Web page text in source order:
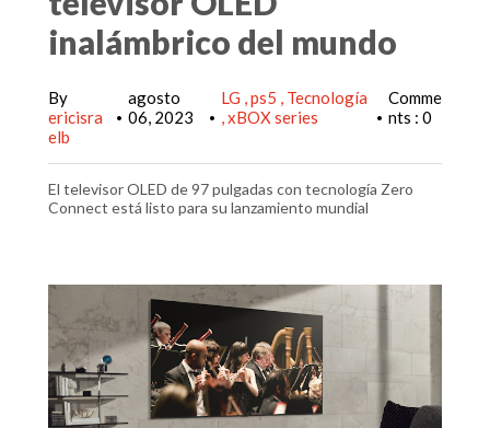
inalámbrico del mundo
By
ericisra
elb
•
agosto
06, 2023
•
LG ps5
Tecnología
xBOX series
•
Comme
nts : 0
El televisor OLED de 97 pulgadas con tecnología Zero
Connect está listo para su lanzamiento mundial